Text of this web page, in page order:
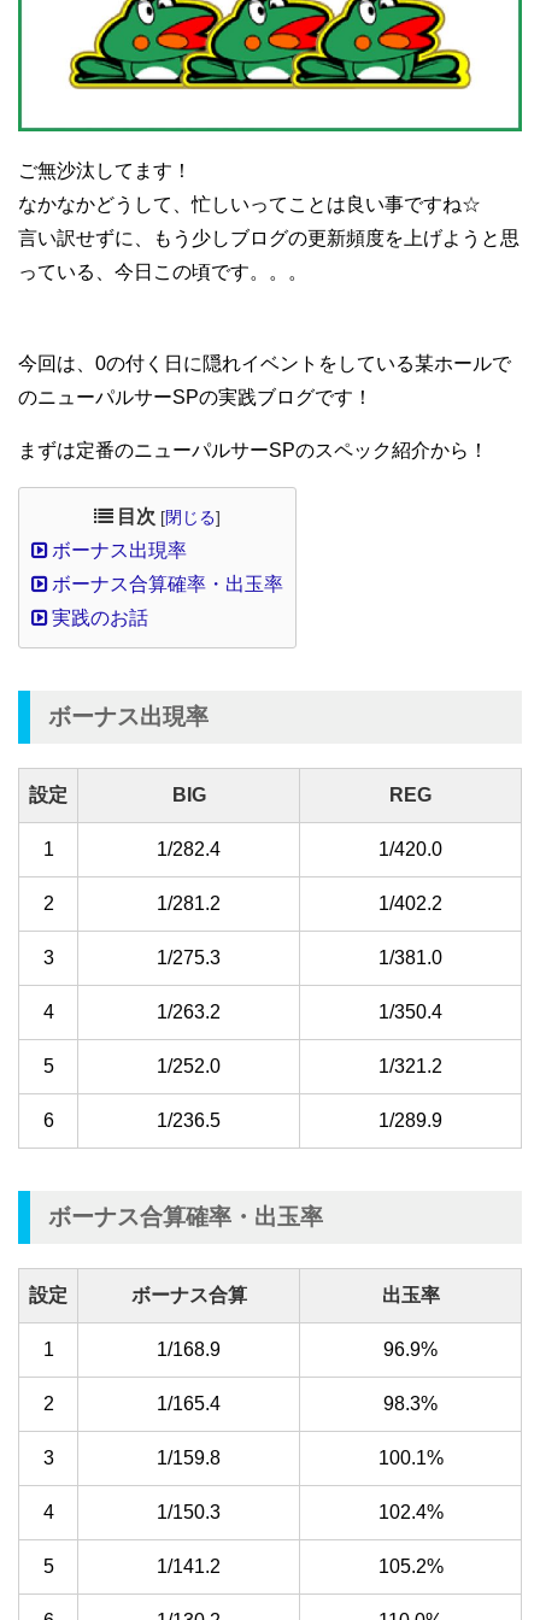
ご無沙汰してます！
なかなかどうして、忙しいってことは良い事ですね☆
言い訳せずに、もう少しブログの更新頻度を上げようと思
っている、今日この頃です。。。
今回は、0の付く日に隠れイベントをしている某ホールで
のニューパルサーSPの実践ブログです！
まずは定番のニューパルサーSPのスペック紹介から！
目次 [閉じる]
ボーナス出現率
ボーナス合算確率・出玉率
実践のお話
ボーナス出現率
設定 BIG REG
1 1/282.4 1/420.0
2 1/281.2 1/402.2
3 1/275.3 1/381.0
4 1/263.2 1/350.4
5 1/252.0 1/321.2
6 1/236.5 1/289.9
ボーナス合算確率・出玉率
設定 ボーナス合算 出玉率
1 1/168.9 96.9%
2 1/165.4 98.3%
3 1/159.8 100.1%
4 1/150.3 102.4%
5 1/141.2 105.2%